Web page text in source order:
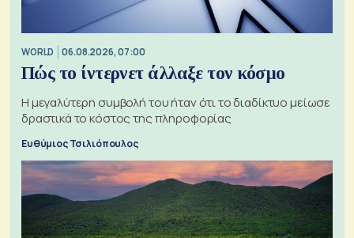
WORLD 06.08.2026, 07:00
Πώς το ίντερνετ άλλαξε τον κόσμο
Η μεγαλύτερη συμβολή του ήταν ότι το διαδίκτυο μείωσε
δραστικά το κόστος της πληροφορίας
Ευθύμιος Τσιλιόπουλος